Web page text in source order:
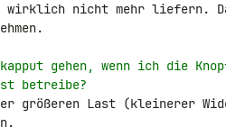
wirklich nicht mehr liefern.
gehen, wenn ich die
betreibe?
größeren Last (kleinerer